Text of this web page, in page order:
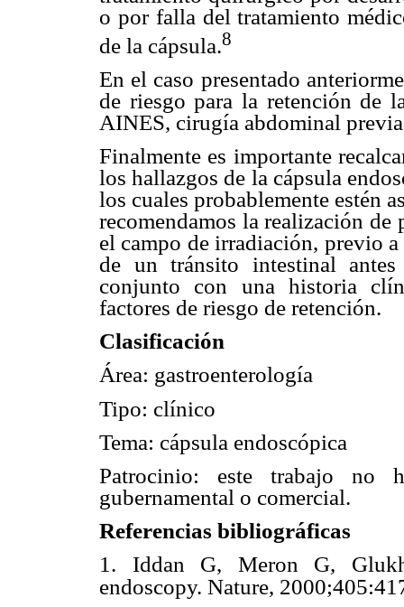
o por falla del tratamiento
de la cápsula.8
En el caso presentado
de riesgo para la retención de
AINES, cirugía abdominal
Finalmente es importante
los hallazgos de la cápsula
los cuales probablemente estén
recomendamos la realización de
el campo de irradiación, previo
de un tránsito intestinal
conjunto con una historia
factores de riesgo de retención.
Clasificación
Área: gastroenterología
Tipo: clínico
Tema: cápsula endoscópica
Patrocinio: este trabajo no
gubernamental o comercial.
Referencias bibliográficas
1. Iddan G, Meron G,
endoscopy. Nature,